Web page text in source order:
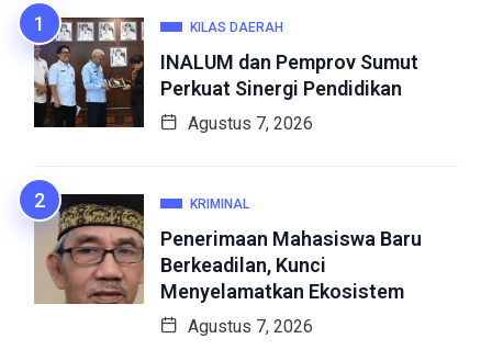
KILAS DAERAH
INALUM dan Pemprov Sumut
Perkuat Sinergi Pendidikan
Agustus 7, 2026
KRIMINAL
Penerimaan Mahasiswa Baru
Berkeadilan, Kunci
Menyelamatkan Ekosistem
Agustus 7, 2026